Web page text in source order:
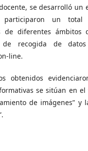
se desarrolló un
un total
de diferentes ámbitos
de recogida de
line.
obtenidos
se sitúan en el
de imágenes” y